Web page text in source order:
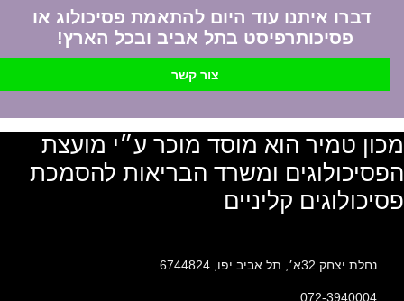
דברו איתנו עוד היום להתאמת פסיכולוג או
פסיכותרפיסט בתל אביב ובכל הארץ!
צור קשר
מכון טמיר הוא מוסד מוכר ע״י מועצת
הפסיכולוגים ומשרד הבריאות להסמכת
פסיכולוגים קליניים
נחלת יצחק 32א׳, תל אביב יפו, 6744824
072-3940004